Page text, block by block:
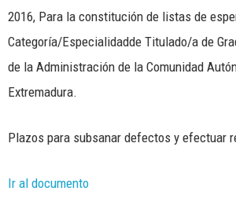
2016, Para la constitución de listas de
Categoría/Especialidadde Titulado/a de
de la Administración de la Comunidad
Extremadura.
Plazos para subsanar defectos y efectuar
Ir al documento